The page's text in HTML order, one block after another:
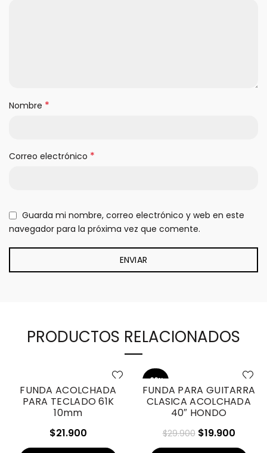
Nombre *
Correo electrónico *
Guarda mi nombre, correo electrónico y web en este
navegador para la próxima vez que comente.
PRODUCTOS RELACIONADOS
FUNDA ACOLCHADA
PARA TECLADO 61K
10mm
$21.900
-33%
FUNDA PARA GUITARRA
CLASICA ACOLCHADA
40″ HONDO
$29.900 El
precio
$19.900El
precio